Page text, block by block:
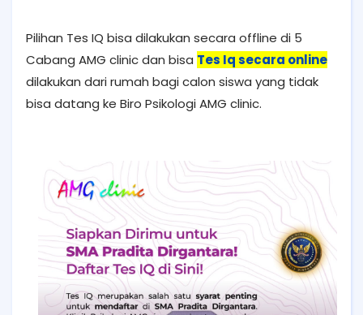
Pilihan Tes IQ bisa dilakukan secara offline di 5
Cabang AMG clinic dan bisa Tes Iq secara online
dilakukan dari rumah bagi calon siswa yang tidak
bisa datang ke Biro Psikologi AMG clinic.